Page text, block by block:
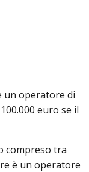
un operatore di
euro se il
compreso tra
è un operatore